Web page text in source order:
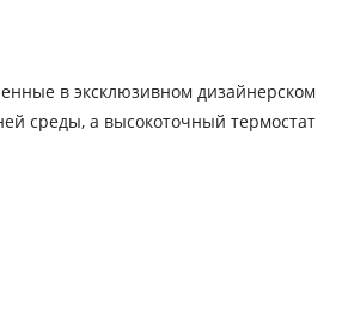
в эксклюзивном дизайнерском
среды, а высокоточный термостат